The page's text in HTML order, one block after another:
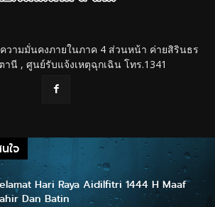
วามมั่นคงภายในภาค 4 ส่วนหน้า ค่ายสิรินธร
านี , ศูนย์รับแจ้งเหตุฉุกเฉิน โทร.1341
ใจ
Hari Raya Aidilfitri 1444 H Maaf
Dan Batin